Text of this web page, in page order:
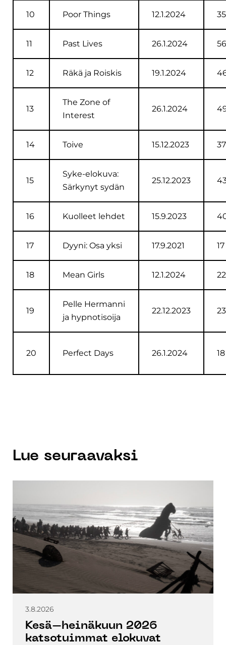
10 Poor Things 12.1.2024 35
11 Past Lives 26.1.2024 56
12 Räkä ja Roiskis 19.1.2024
13
The Zone of
Interest
26.1.2024
14 Toive 15.12.2023 37
15
Syke-elokuva:
Särkynyt sydän
25.12.2023
16 Kuolleet lehdet 15.9.2023
17 Dyyni: Osa yksi 17.9.2021 17
18 Mean Girls 12.1.2024 22
19
Pelle Hermanni
ja hypnotisoija
22.12.2023 23
20 Perfect Days 26.1.2024 18
Lue seuraavaksi
3.8.2026
Kesä–heinäkuun 2026
katsotuimmat elokuvat